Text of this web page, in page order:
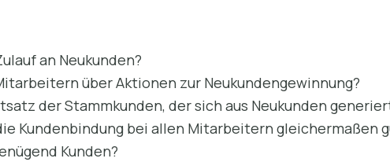
an Neukunden?
über Aktionen zur Neukundengewinnung?
der Stammkunden, der sich aus Neukunden
Kundenbindung bei allen Mitarbeitern gleichermaßen
Kunden?